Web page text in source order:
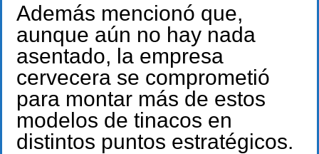
Además mencionó que,
aunque aún no hay nada
asentado, la empresa
cervecera se comprometió
para montar más de estos
modelos de tinacos en
distintos puntos estratégicos.